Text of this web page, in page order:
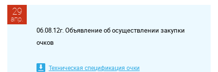
29
апр.
06.08.12г. Объявление об осуществлении закупки
очков
Техническая спецификация очки